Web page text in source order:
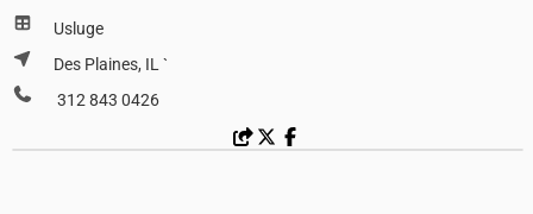
Usluge
Des Plaines, IL `
312 843 0426